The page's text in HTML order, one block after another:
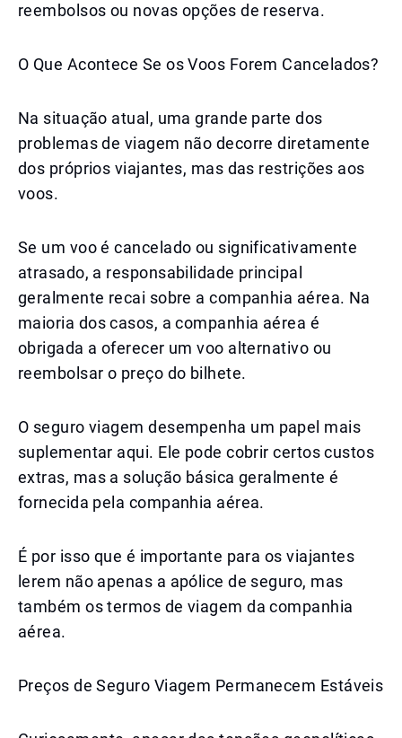
reembolsos ou novas opções de reserva.
O Que Acontece Se os Voos Forem Cancelados?
Na situação atual, uma grande parte dos
problemas de viagem não decorre diretamente
dos próprios viajantes, mas das restrições aos
voos.
Se um voo é cancelado ou significativamente
atrasado, a responsabilidade principal
geralmente recai sobre a companhia aérea. Na
maioria dos casos, a companhia aérea é
obrigada a oferecer um voo alternativo ou
reembolsar o preço do bilhete.
O seguro viagem desempenha um papel mais
suplementar aqui. Ele pode cobrir certos custos
extras, mas a solução básica geralmente é
fornecida pela companhia aérea.
É por isso que é importante para os viajantes
lerem não apenas a apólice de seguro, mas
também os termos de viagem da companhia
aérea.
Preços de Seguro Viagem Permanecem Estáveis